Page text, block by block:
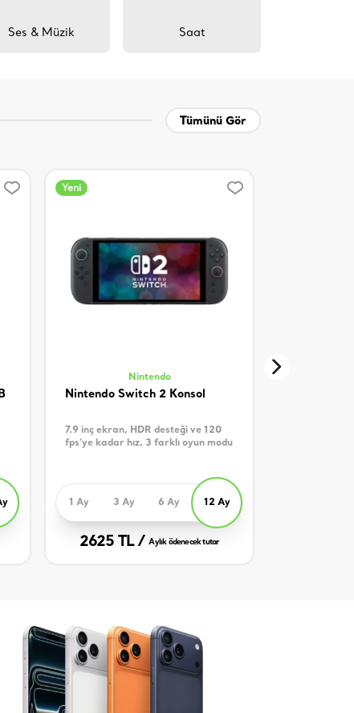
Ses & Müzik Saat
Tümünü Gör
Yeni
Nintendo
Nintendo Switch 2 Konsol
7.9 inç ekran, HDR desteği ve 120
fps'ye kadar hız, 3 farklı oyun modu
1 Ay 3 Ay 6 Ay 12 Ay
2625 TL / Aylık ödenecek tutar